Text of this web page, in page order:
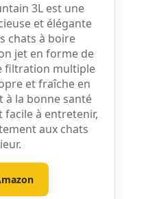
3L est une
et élégante
chats à boire
jet en forme de
filtration multiple
et fraîche en
la bonne santé
facile à entretenir,
aux chats